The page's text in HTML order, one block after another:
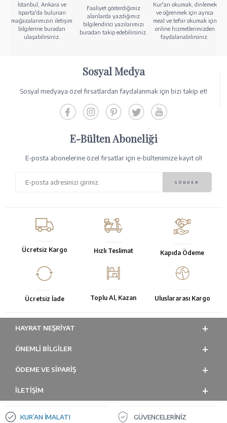
İstanbul, Ankara ve
Isparta'da bulunan
mağazalarımızın iletişim
bilgilerine buradan
ulaşabilirsiniz.
Faaliyet gösterdiğimiz
alanlarda yazdığımız
bilgilendirici yazılarımızı
buradan takip edebilirsiniz.
Kur'an okumak, dinlemek
ve öğrenmek için ayrıca
meal ve tefsir okumak için
online hizmetlerimizden
faydalanabilirsiniz.
Sosyal Medya
Sosyal medyaya özel fırsatlardan faydalanmak için bizi takip et!
E-Bülten Aboneliği
E-posta abonelerine özel fırsatlar için e-bültenimize kayıt ol!
Ücretsiz Kargo Hızlı Teslimat Kapıda Ödeme
Ücretsiz İade Toplu Al, Kazan Uluslararası Kargo
HAYRAT NEŞRIYAT
ÖNEMLI BILGILER
ÖDEME VE SİPARİŞ
İLETİŞİM
KUR’AN İMALATI GÜVENCELERİNİZ